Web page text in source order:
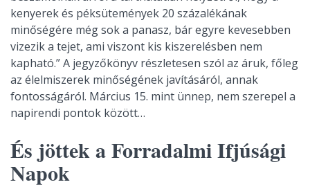
kenyerek és péksütemények 20 százalékának
minőségére még sok a panasz, bár egyre kevesebben
vizezik a tejet, ami viszont kis kiszerelésben nem
kapható.” A jegyzőkönyv részletesen szól az áruk, főleg
az élelmiszerek minőségének javításáról, annak
fontosságáról. Március 15. mint ünnep, nem szerepel a
napirendi pontok között…
És jöttek a Forradalmi Ifjúsági
Napok